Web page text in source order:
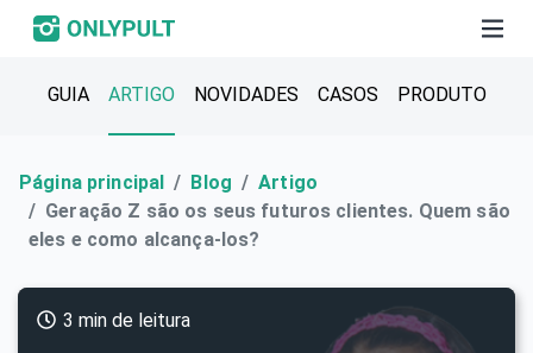
GUIA ARTIGO NOVIDADES CASOS PRODUTO
Página principal Blog
Artigo
Geração Z são os seus futuros clientes. Quem são
eles e como alcança-los?
3 min de leitura